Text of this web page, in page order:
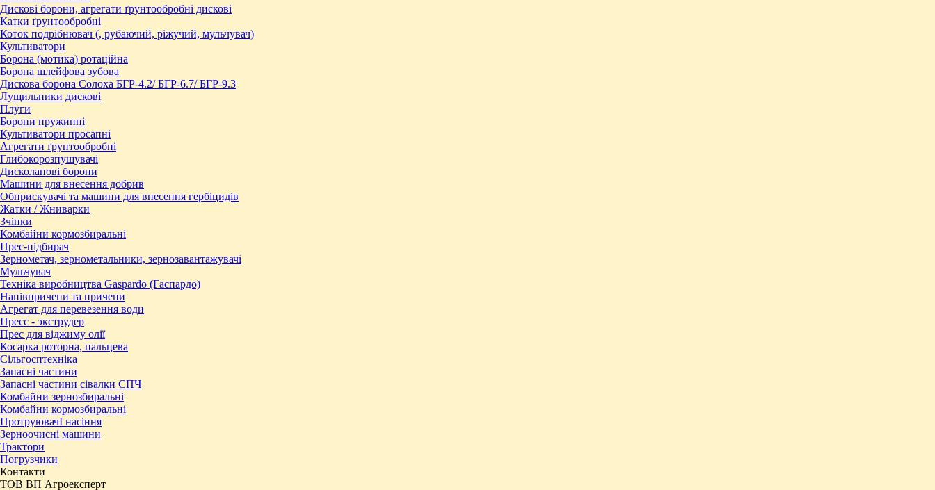
Дискові борони, агрегати ґрунтообробні дискові
Катки ґрунтообробні
Коток подрібнювач (, рубаючий, ріжучий, мульчувач)
Культиватори
Борона (мотика) ротаційна
Борона шлейфова зубова
Дискова борона Солоха БГР-4.2/ БГР-6.7/ БГР-9.3
Лущильники дискові
Плуги
Борони пружинні
Культиватори просапні
Агрегати ґрунтообробні
Глибокорозпушувачі
Дисколапові борони
Машини для внесення добрив
Обприскувачі та машини для внесення гербіцидів
Жатки / Жниварки
Зчіпки
Комбайни кормозбиральні
Прес-підбирач
Зернометач, зернометальники, зернозавантажувачі
Мульчувач
Техніка виробництва Gaspardo (Гаспардо)
Напівпричепи та причепи
Агрегат для перевезення води
Пресc - экструдер
Прес для віджиму олії
Косарка роторна, пальцева
Сільгосптехніка
Запасні частини
Запасні частини сівалки СПЧ
Комбайни зернозбиральні
Комбайни кормозбиральні
ПротруювачІ насіння
Зерноочисні машини
Трактори
Погрузчики
Контакти
ТОВ ВП Агроексперт